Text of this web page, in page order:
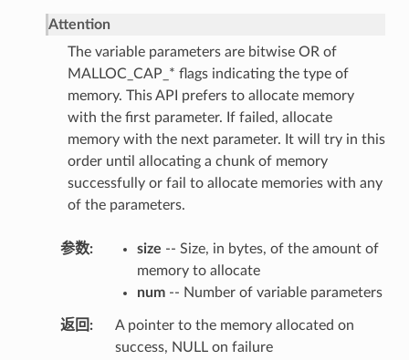
Attention
The variable parameters are bitwise OR of
MALLOC_CAP_* flags indicating the type of
memory. This API prefers to allocate memory
with the first parameter. If failed, allocate
memory with the next parameter. It will try in this
order until allocating a chunk of memory
successfully or fail to allocate memories with any
of the parameters.
参数 size -- Size, in bytes, of the amount of
memory to allocate
num-- Number of variable parameters
返回
A pointer to the memory allocated on
success, NULL on failure